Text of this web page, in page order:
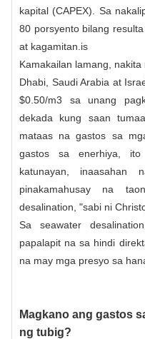
kapital (CAPEX). Sa
80 porsyento bilang
at kagamitan.is
Kamakailan lamang,
Dhabi, Saudi Arabia at
$0.50/m3 sa unang
dekada kung saan
mataas na gastos sa
gastos sa enerhiya, ito
katunayan,
pinakamahusay na
desalination, "sabi ni
Sa seawater
papalapit na sa hindi
na may mga presyo sa
Magkano ang gastos
ng tubig?